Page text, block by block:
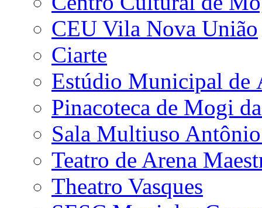
CEU Vila Nova União
Ciarte
Estúdio Municipal de
Pinacoteca de Mogi
Sala Multiuso
Teatro de Arena
Theatro Vasques